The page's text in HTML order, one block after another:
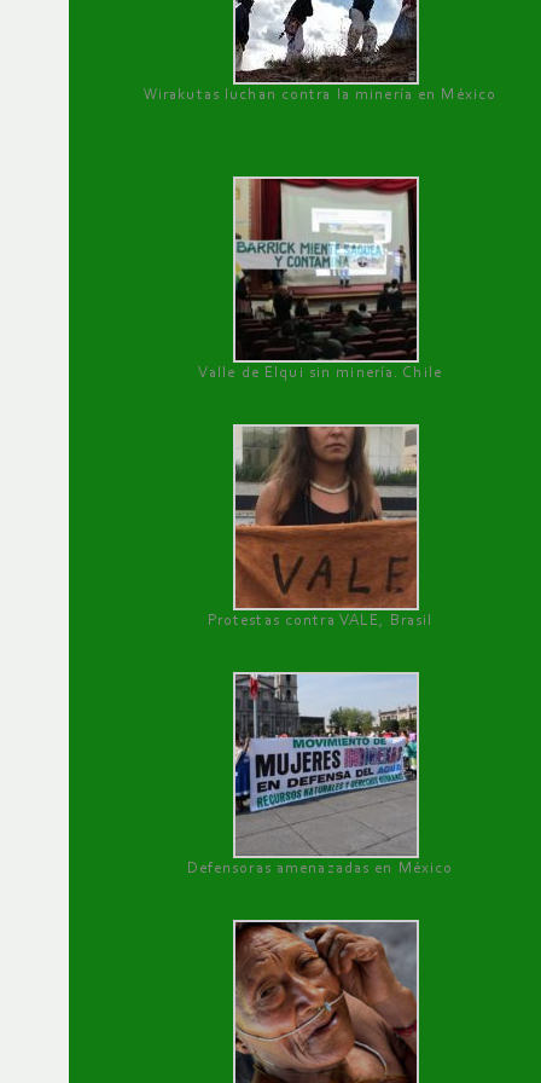
Wirakutas luchan contra la minería en México
Valle de Elqui sin minería. Chile
Protestas contra VALE, Brasil
Defensoras amenazadas en México